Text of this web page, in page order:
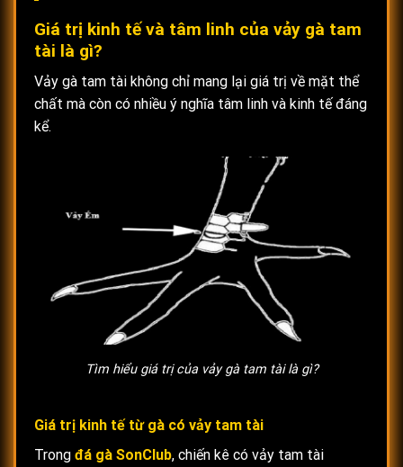
Giá trị kinh tế và tâm linh của vảy gà tam
tài là gì?
Vảy gà tam tài không chỉ mang lại giá trị về mặt thể
chất mà còn có nhiều ý nghĩa tâm linh và kinh tế đáng
kể.
Tìm hiểu giá trị của vảy gà tam tài là gì?
Giá trị kinh tế từ gà có vảy tam tài
Trong đá gà SonClub, chiến kê có vảy tam tài